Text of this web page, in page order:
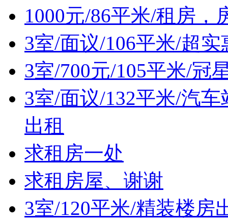
1000元/86平米/租房，
3室/面议/106平米/超实
3室/700元/105平米/冠
3室/面议/132平米/汽
出租
求租房一处
求租房屋、谢谢
3室/120平米/精装楼房